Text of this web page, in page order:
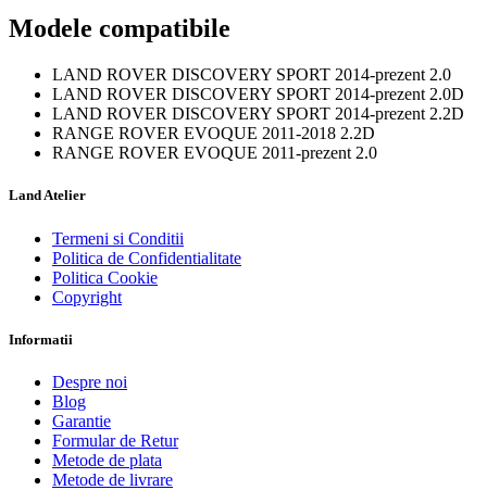
Modele compatibile
LAND ROVER DISCOVERY SPORT 2014-prezent 2.0
LAND ROVER DISCOVERY SPORT 2014-prezent 2.0D
LAND ROVER DISCOVERY SPORT 2014-prezent 2.2D
RANGE ROVER EVOQUE 2011-2018 2.2D
RANGE ROVER EVOQUE 2011-prezent 2.0
Land Atelier
Termeni si Conditii
Politica de Confidentialitate
Politica Cookie
Copyright
Informatii
Despre noi
Blog
Garantie
Formular de Retur
Metode de plata
Metode de livrare